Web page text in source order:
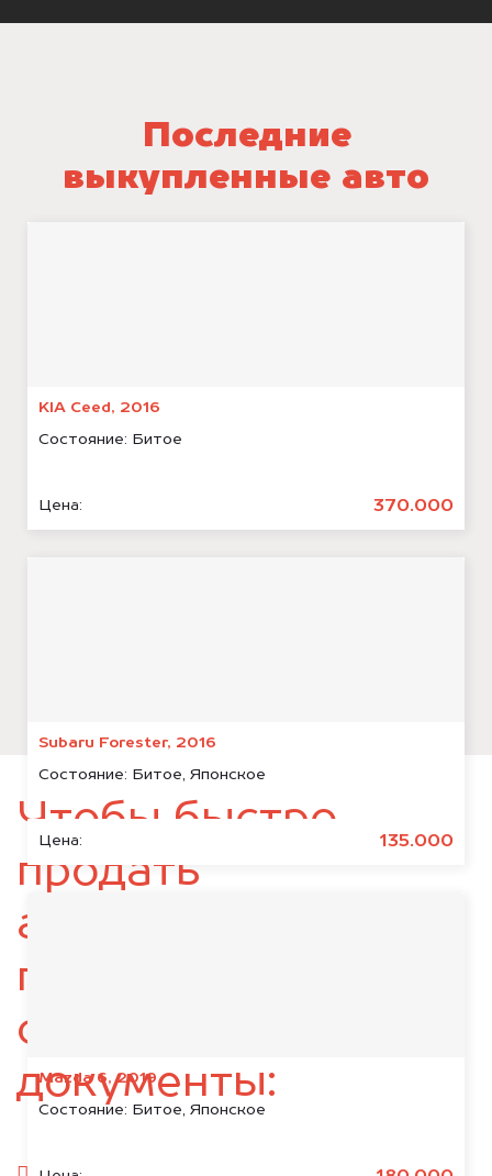
Последние
выкупленные авто
KIA Ceed, 2016
Состояние: Битое
Цена: 370.000
Subaru Forester, 2016
Состояние: Битое, Японское
Цена: 135.000
Mazda 6, 2019
Состояние: Битое, Японское
Чтобы быстро
продать
автомобиль,
подготовьте
следующие
документы: